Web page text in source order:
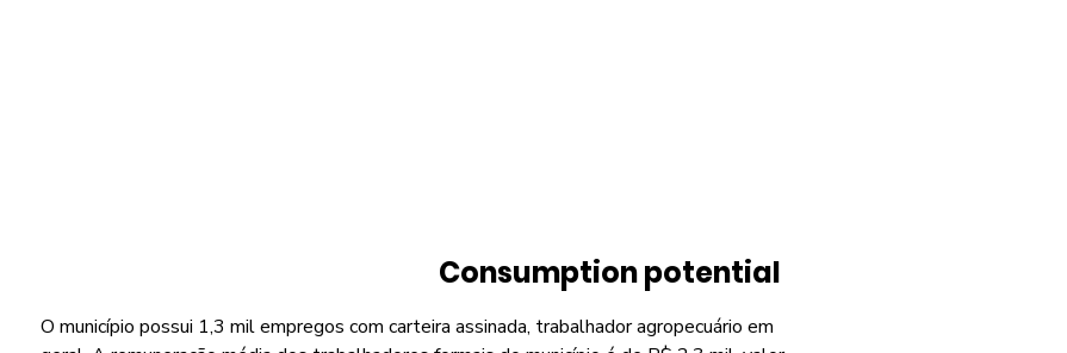
Consumption potential
O município possui 1,3 mil empregos com carteira assinada, trabalhador agropecuário em